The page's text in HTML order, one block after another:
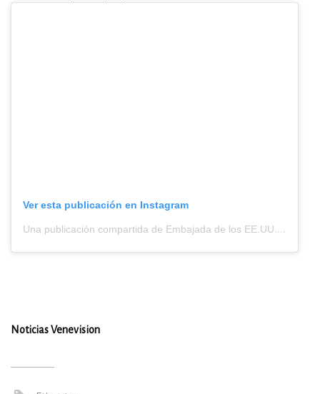
Ver esta publicación en Instagram
Una publicación compartida de Embajada de los EE.UU. en Caracas (@usembassyve)
Noticias Venevision